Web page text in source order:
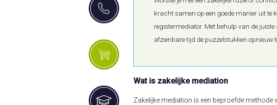
kracht samen op een goede manier uit te
registermediator. Met behulp van de
afzienbare tijd de puzzelstukken opnieuw
Wat is zakelijke mediation
Zakelijke mediation is een beproefde methode